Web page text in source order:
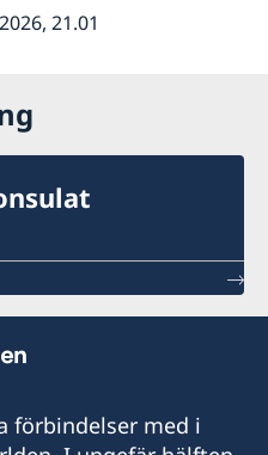
21.01
förbindelser med i